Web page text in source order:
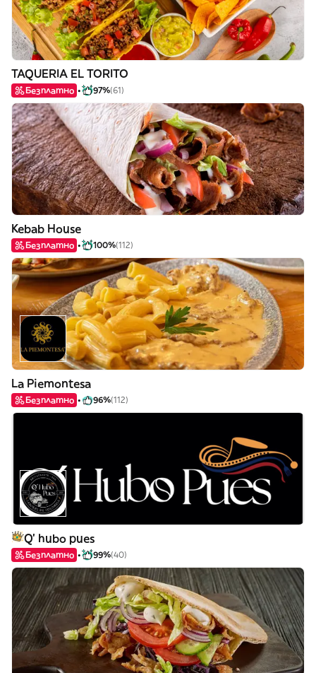
TAQUERIA EL TORITO
Безплатно 97%(61)
Kebab House
Безплатно 100%(112)
La Piemontesa
Безплатно 96%(112)
Q' hubo pues
Безплатно 99%(40)